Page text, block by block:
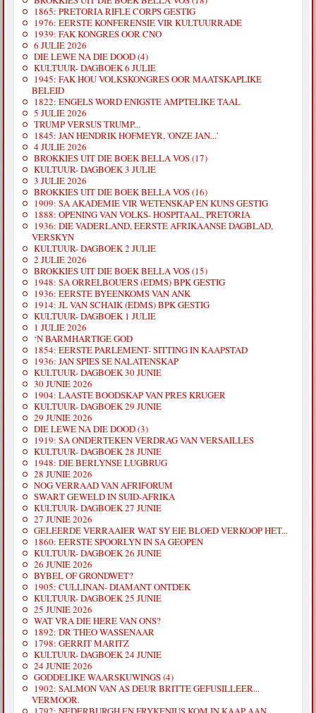
1865: PRETORIA RIFLE CORPS GESTIG
1976: EERSTE KONFERENSIE VIR KULTUURRADE
1939: FAK KONGRES OOR CNO
6 JULIE 2026
DIE LEWE NA DIE DOOD (4)
KULTUUR- DAGBOEK 6 JULIE
1945: FAK HOU VOLKSKONGRES OOR MAATSKAPLIKE
BELEID
1822: ENGELS WORD ENIGSTE AMPTELIKE TAAL
5 JULIE 2026
TRUMP VERSUS TRUMP...
1845: JAN HENDRIK HOFMEYR, 'ONZE JAN...'
4 JULIE 2026
BROKKIES UIT DIE BOEK BELLA VOS (17)
KULTUUR- DAGBOEK 3 JULIE
3 JULIE 2026
BROKKIES UIT DIE BOEK BELLA VOS (16)
1909: SA AKADEMIE VIR WETENSKAP EN KUNS GESTIG
1888: OPENING VAN VOLKS- HOSPITAAL, PRETORIA
1936: DIE VADERLAND, EERSTE AFRIKAANSE DAGBLAD,
VERSKYN
KULTUUR- DAGBOEK 2 JULIE
2 JULIE 2026
BROKKIES UIT DIE BOEK BELLA VOS (15)
1948: SA ORRELBOUERS (EDMS) BPK GESTIG
1936: EERSTE BYEENKOMS VAN ANK
1914: JL VAN SCHAIK (EDMS) BPK GESTIG
KULTUUR- DAGBOEK 1 JULIE
1 JULIE 2026
‘N BARMHARTIGE GOD
1854: EERSTE PARLEMENT- SITTING IN KAAPSTAD
1936: JAN SPIES SE NALATENSKAP
KULTUUR- DAGBOEK 30 JUNIE
30 JUNIE 2026
1904: LAASTE BOODSKAP VAN PRES KRUGER
KULTUUR- DAGBOEK 29 JUNIE
29 JUNIE 2026
DIE LEWE NA DIE DOOD (3)
1919: SA ONDERTEKEN VERDRAG VAN VERSAILLES
KULTUUR- DAGBOEK 28 JUNIE
1948: DIE BERLYNSE LUGBRUG
28 JUNIE 2026
NOG VERRAAD VAN AFRIFORUM
SWART GEWELD IN SUID-AFRIKA
KULTUUR- DAGBOEK 27 JUNIE
27 JUNIE 2026
GELEERDE VERRAAIER WAT SY EIE BLOED VERKOOP HET...
1860: EERSTE SPOORLYN IN SA GEOPEN
KULTUUR- DAGBOEK 26 JUNIE
26 JUNIE 2026
BYBEL OF GRONDWET?
1905: CULLINAN- DIAMANT ONTDEK
KULTUUR- DAGBOEK 25 JUNIE
25 JUNIE 2026
WAT VRA DIE HERE VAN ONS?
1892: DR THEO WASSENAAR
1798: GERRIT MARITZ
KULTUUR- DAGBOEK 24 JUNIE
24 JUNIE 2026
GODDELIKE WAARSKUWINGS (4)
1902: SALMON VAN AS DEUR BRITTE GEFUSILLEER...
VERMOOR.